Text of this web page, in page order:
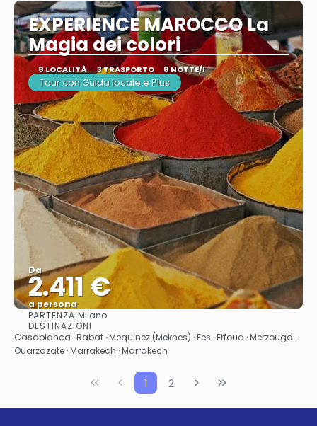
EXPERIENCE MAROCCO La
Magia dei colori
8 LOCALITÀ 3 TRASPORTO 8 NOTTE/I
Tour con Guida locale e Plus
Da
2.411 €
a persona
PARTENZA:Milano
DESTINAZIONI
Casablanca · Rabat · Mequinez (Meknes) · Fes · Erfoud · Merzouga ·
Ouarzazate · Marrakech · Marrakech
1 2